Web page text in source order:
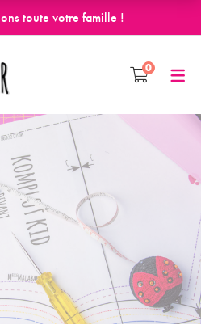
toute votre famille !
0